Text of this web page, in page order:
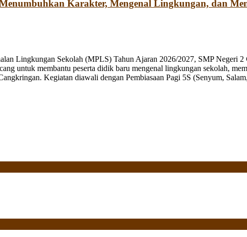
Karakter, Mengenal Lingkungan, dan
Lingkungan Sekolah (MPLS) Tahun Ajaran 2026/2027, SMP Negeri
untuk membantu peserta didik baru mengenal lingkungan sekolah,
Kegiatan diawali dengan Pembiasaan Pagi 5S (Senyum,